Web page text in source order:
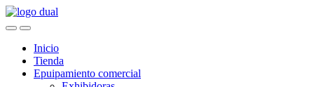
Skip
to
Skip
to
Inicio
Tienda
Epuipamiento comercial